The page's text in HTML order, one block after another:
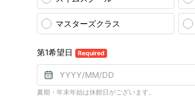
マスターズクラス
第1希望日 Required
夏期・年末年始は休館日がございます。